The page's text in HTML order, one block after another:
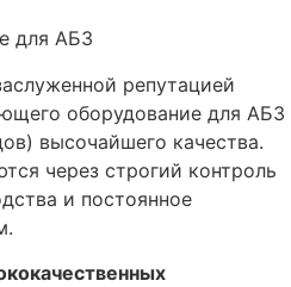
репутацией
оборудование для АБЗ
высочайшего качества.
через строгий контроль
и постоянное